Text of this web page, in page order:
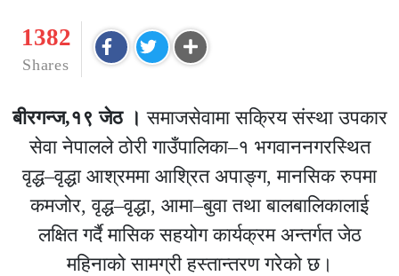
1382
Shares
बीरगन्ज,१९ जेठ । समाजसेवामा सक्रिय संस्था उपकार
सेवा नेपालले ठोरी गाउँपालिका–१ भगवाननगरस्थित
वृद्ध–वृद्धा आश्रममा आश्रित अपाङ्ग, मानसिक रुपमा
कमजोर, वृद्ध–वृद्धा, आमा–बुवा तथा बालबालिकालाई
लक्षित गर्दै मासिक सहयोग कार्यक्रम अन्तर्गत जेठ
महिनाको सामग्री हस्तान्तरण गरेको छ।